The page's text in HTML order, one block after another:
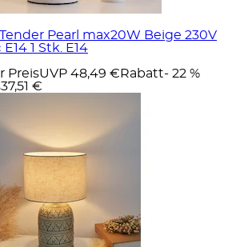
Pearl max20W Beige 230V
1 Stk. E14
PreisUVP 48,49 € Rabatt- 22 %
37,51 €